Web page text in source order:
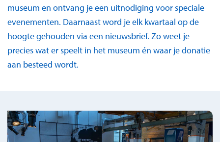
museum en ontvang je een uitnodiging voor speciale
evenementen. Daarnaast word je elk kwartaal op de
hoogte gehouden via een nieuwsbrief. Zo weet je
precies wat er speelt in het museum én waar je donatie
aan besteed wordt.